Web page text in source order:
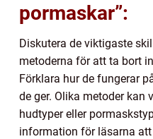
pormaskar”:
Diskutera de viktigaste
metoderna för att ta bort
Förklara hur de fungerar
de ger. Olika metoder kan
hudtyper eller
information för läsarna